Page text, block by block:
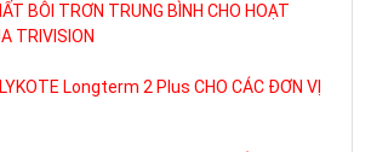
BÔI TRƠN TRUNG BÌNH CHO HOẠT
TRIVISION
Longterm 2 Plus CHO CÁC ĐƠN VỊ